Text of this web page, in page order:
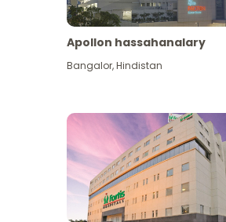
Has giňişleýin gör
Apollon hassahanalary
Bangalor,Hindistan